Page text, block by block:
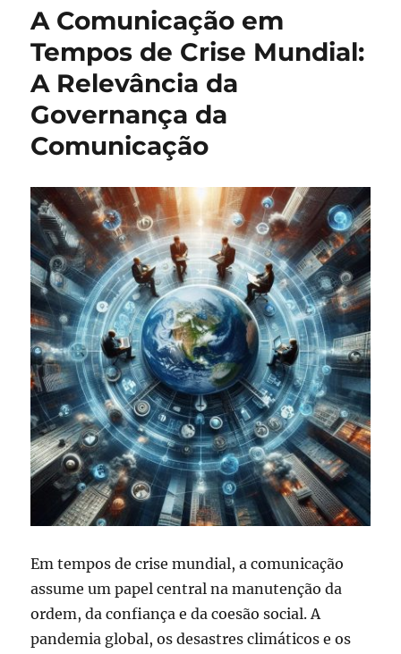
A Comunicação em
Tempos de Crise Mundial:
A Relevância da
Governança da
Comunicação
Em tempos de crise mundial, a comunicação
assume um papel central na manutenção da
ordem, da confiança e da coesão social. A
pandemia global, os desastres climáticos e os